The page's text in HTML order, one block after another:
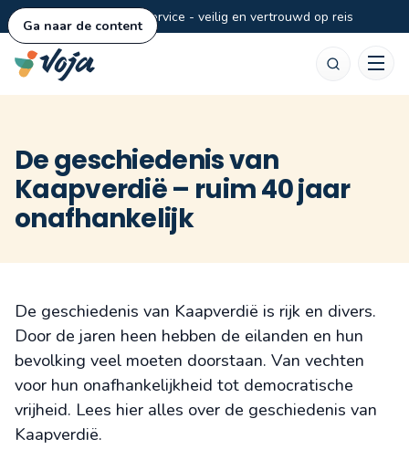
Ga naar de content
Persoonlijke service - veilig en vertrouwd op reis
De geschiedenis van
Kaapverdië – ruim 40 jaar
onafhankelijk
De geschiedenis van Kaapverdië is rijk en divers.
Door de jaren heen hebben de eilanden en hun
bevolking veel moeten doorstaan. Van vechten
voor hun onafhankelijkheid tot democratische
vrijheid. Lees hier alles over de geschiedenis van
Kaapverdië.
Zoeken